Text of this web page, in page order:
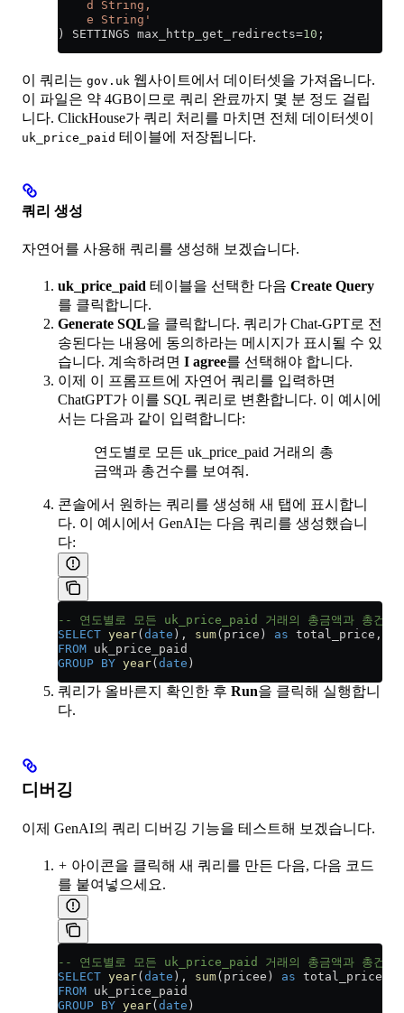
    d String,
    e String'
) SETTINGS max_http_get_redirects=10 ;
이 쿼리는 gov.uk 웹사이트에서 데이터셋을 가져옵니다.
이 파일은 약 4GB이므로 쿼리 완료까지 몇 분 정도 걸립
니다. ClickHouse가 쿼리 처리를 마치면 전체 데이터셋이
uk_price_paid 테이블에 저장됩니다.
쿼리 생성
자연어를 사용해 쿼리를 생성해 보겠습니다.
uk_price_paid 테이블을 선택한 다음 Create Query
를 클릭합니다.
Generate SQL을 클릭합니다. 쿼리가 Chat-GPT로 전
송된다는 내용에 동의하라는 메시지가 표시될 수 있
습니다. 계속하려면 I agree를 선택해야 합니다.
이제 이 프롬프트에 자연어 쿼리를 입력하면
ChatGPT가 이를 SQL 쿼리로 변환합니다. 이 예시에
서는 다음과 같이 입력합니다:
연도별로 모든 uk_price_paid 거래의 총
금액과 총건수를 보여줘.
콘솔에서 원하는 쿼리를 생성해 새 탭에 표시합니
다. 이 예시에서 GenAI는 다음 쿼리를 생성했습니
다:
-- 연도별로 모든 uk_price_paid 거래의 총금액과 총건수
SELECT year( date ), sum(price) as total_price,
FROM uk_price_paid
GROUP BY year( date )
쿼리가 올바른지 확인한 후 Run을 클릭해 실행합니
다.
디버깅
이제 GenAI의 쿼리 디버깅 기능을 테스트해 보겠습니다.
+ 아이콘을 클릭해 새 쿼리를 만든 다음, 다음 코드
를 붙여넣으세요.
-- 연도별로 모든 uk_price_paid 거래의 총금액과 총건수
SELECT year( date ), sum(pricee) as total_price,
FROM uk_price_paid
GROUP BY year( date )